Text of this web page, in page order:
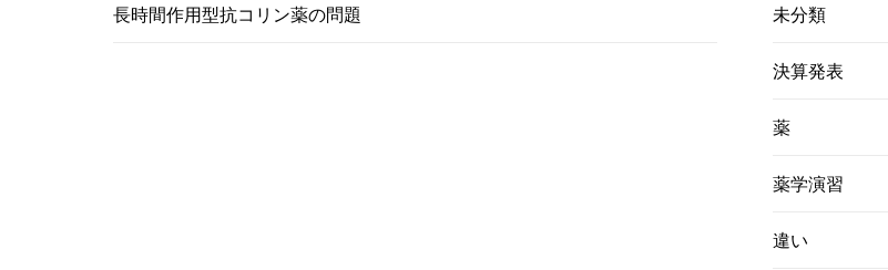
長時間作用型抗コリン薬の問題 未分類
決算発表
薬
薬学演習
違い